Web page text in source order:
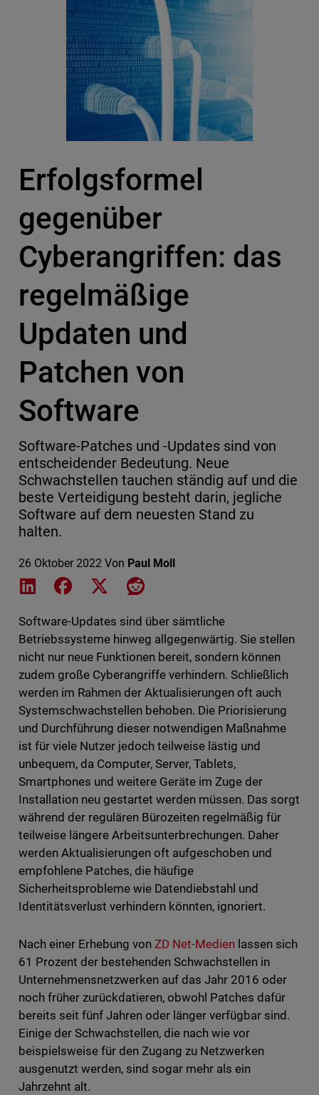
Erfolgsformel
gegenüber
Cyberangriffen: das
regelmäßige
Updaten und
Patchen von
Software
Software-Patches und -Updates sind von
entscheidender Bedeutung. Neue
Schwachstellen tauchen ständig auf und die
beste Verteidigung besteht darin, jegliche
Software auf dem neuesten Stand zu
halten.
26 Oktober 2022 Von Paul Moll
Share on LinkedIn
Share on Facebook
Share on XShare on Reddit
Software-Updates sind über sämtliche
Betriebssysteme hinweg allgegenwärtig. Sie stellen
nicht nur neue Funktionen bereit, sondern können
zudem große Cyberangriffe verhindern. Schließlich
werden im Rahmen der Aktualisierungen oft auch
Systemschwachstellen behoben. Die Priorisierung
und Durchführung dieser notwendigen Maßnahme
ist für viele Nutzer jedoch teilweise lästig und
unbequem, da Computer, Server, Tablets,
Smartphones und weitere Geräte im Zuge der
Installation neu gestartet werden müssen. Das sorgt
während der regulären Bürozeiten regelmäßig für
teilweise längere Arbeitsunterbrechungen. Daher
werden Aktualisierungen oft aufgeschoben und
empfohlene Patches, die häufige
Sicherheitsprobleme wie Datendiebstahl und
Identitätsverlust verhindern könnten, ignoriert.
Nach einer Erhebung von ZD Net-Medien lassen sich
61 Prozent der bestehenden Schwachstellen in
Unternehmensnetzwerken auf das Jahr 2016 oder
noch früher zurückdatieren, obwohl Patches dafür
bereits seit fünf Jahren oder länger verfügbar sind.
Einige der Schwachstellen, die nach wie vor
beispielsweise für den Zugang zu Netzwerken
ausgenutzt werden, sind sogar mehr als ein
Jahrzehnt alt.